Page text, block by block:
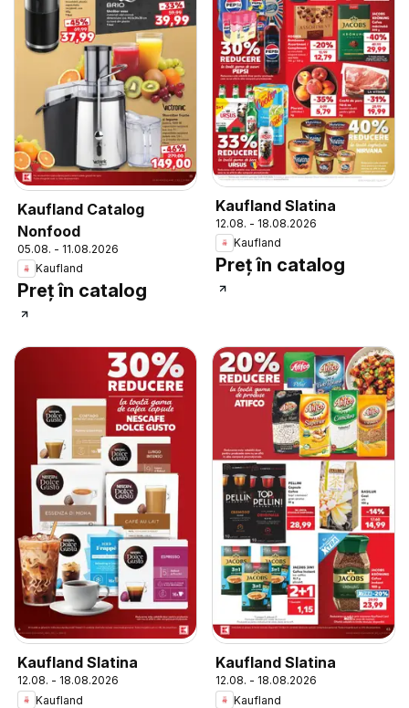
Kaufland Catalog
Nonfood
05.08. - 11.08.2026
Kaufland
Preț în catalog
Kaufland Slatina
12.08. - 18.08.2026
Kaufland
Preț în catalog
Kaufland Slatina
12.08. - 18.08.2026
Kaufland
Kaufland Slatina
12.08. - 18.08.2026
Kaufland